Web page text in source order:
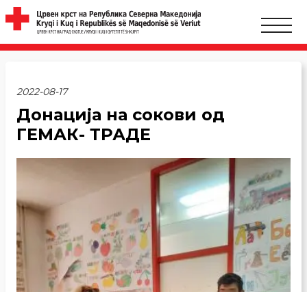
2022-08-17
Донација на сокови од
ГЕМАК- ТРАДЕ